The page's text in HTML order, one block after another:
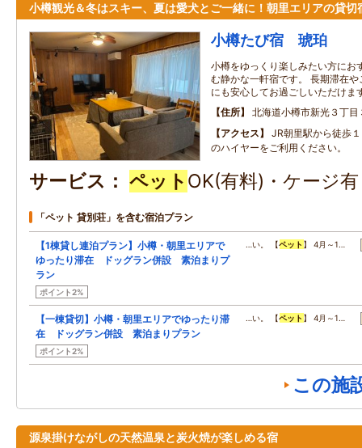
小樽観光＆冬はスキー、夏は愛犬とご一緒に！朝里エリアの貸切
小樽たび宿 琥珀
小樽をゆっくり楽しみたい方にお
む静かな一軒宿です。 長期滞在
にも安心してお過ごしいただけま
住所
北海道小樽市新光３丁目
アクセス
JR朝里駅から徒歩
のハイヤーをご利用ください。
サービス ペット OK(有料)・ケージ
「ペット 貸別荘」を含む宿泊プラン
【1棟貸し連泊プラン】小樽・朝里エリアで
ゆったり滞在 ドッグラン併設 素泊まりプ
ラン
ポイント2%
…い。 【ペット 】 4月～1…
【一棟貸切】小樽・朝里エリアでゆったり滞
在 ドッグラン併設 素泊まりプラン
ポイント2%
…い。 【ペット 】 4月～1…
この施
源泉掛けながしの天然温泉と炭火焼が楽しめる宿